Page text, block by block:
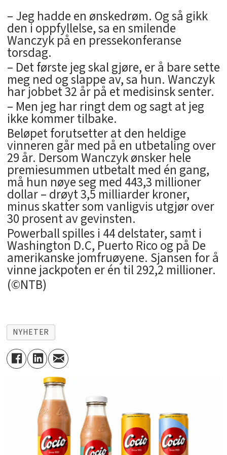
– Jeg hadde en ønskedrøm. Og så gikk
den i oppfyllelse, sa en smilende
Wanczyk på en pressekonferanse
torsdag.
– Det første jeg skal gjøre, er å bare sette
meg ned og slappe av, sa hun. Wanczyk
har jobbet 32 år på et medisinsk senter.
– Men jeg har ringt dem og sagt at jeg
ikke kommer tilbake.
Beløpet forutsetter at den heldige
vinneren går med på en utbetaling over
29 år. Dersom Wanczyk ønsker hele
premiesummen utbetalt med én gang,
må hun nøye seg med 443,3 millioner
dollar – drøyt 3,5 milliarder kroner,
minus skatter som vanligvis utgjør over
30 prosent av gevinsten.
Powerball spilles i 44 delstater, samt i
Washington D.C, Puerto Rico og på De
amerikanske jomfruøyene. Sjansen for å
vinne jackpoten er én til 292,2 millioner.
(©NTB)
NYHETER